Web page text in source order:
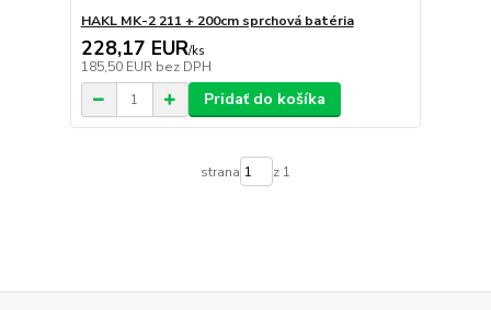
HAKL MK-2 211 + 200cm sprchová batéria
228,17 EUR/ks
185,50 EUR bez DPH
Pridať do košíka
strana z 1